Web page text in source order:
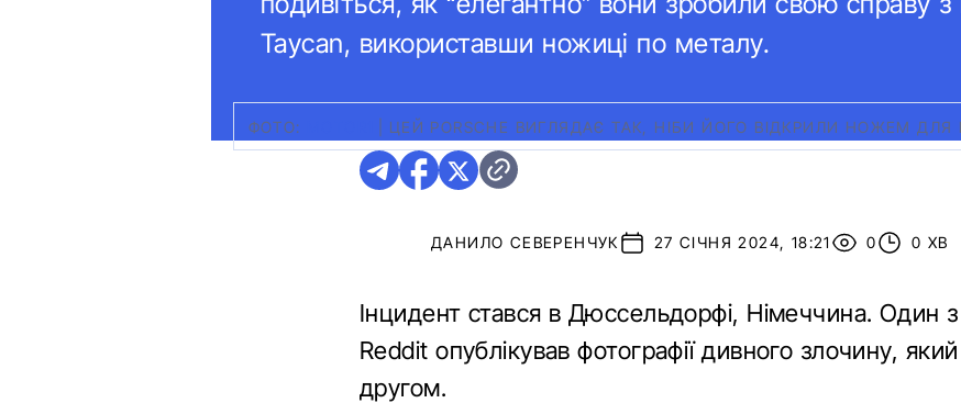
Taycan, використавши ножиці по металу.
ФОТО: ЦЕЙ PORSCHE ВИГЛЯДАЄ ТАК, НІБИ ЙОГО ВІДКРИЛИ НОЖЕМ ДЛЯ
ДАНИЛО СЕВЕРЕНЧУК 27 СІЧНЯ 2024, 18:21 0 0 ХВ
Інцидент стався в Дюссельдорфі, Німеччина. Один з
Reddit опублікував фотографії дивного злочину,
другом.